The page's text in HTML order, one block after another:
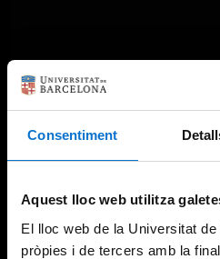
Consentiment
Aquest lloc web utilitza
El lloc web de la Universitat
pròpies i de tercers amb la